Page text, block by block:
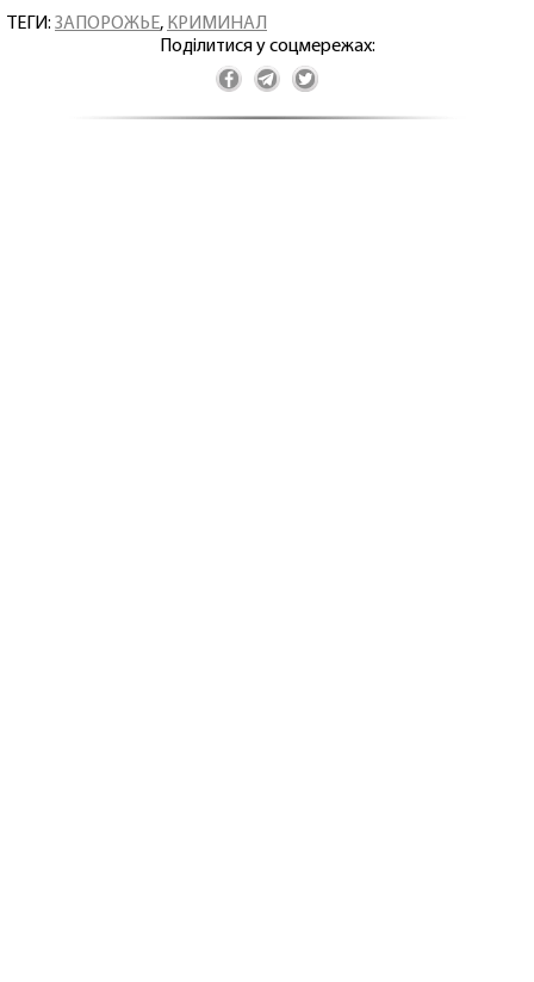
ТЕГИ: ЗАПОРОЖЬЕ, КРИМИНАЛ
Поділитися у соцмережах: